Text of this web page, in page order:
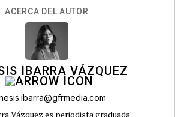
ACERCA DEL AUTOR
IBARRA VÁZQUEZ
Vázquez es periodista graduada